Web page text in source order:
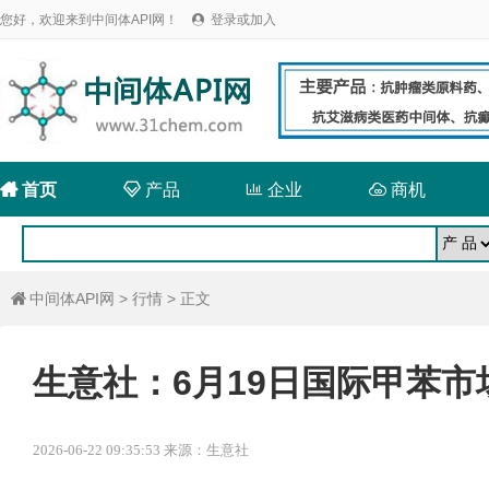
您好，欢迎来到中间体API网！  登录或加入
首页 产品  企业  商机
 中间体API网 > 行情 > 正文
生意社：6月19日国际甲苯市
2026-06-22 09:35:53 来源：生意社